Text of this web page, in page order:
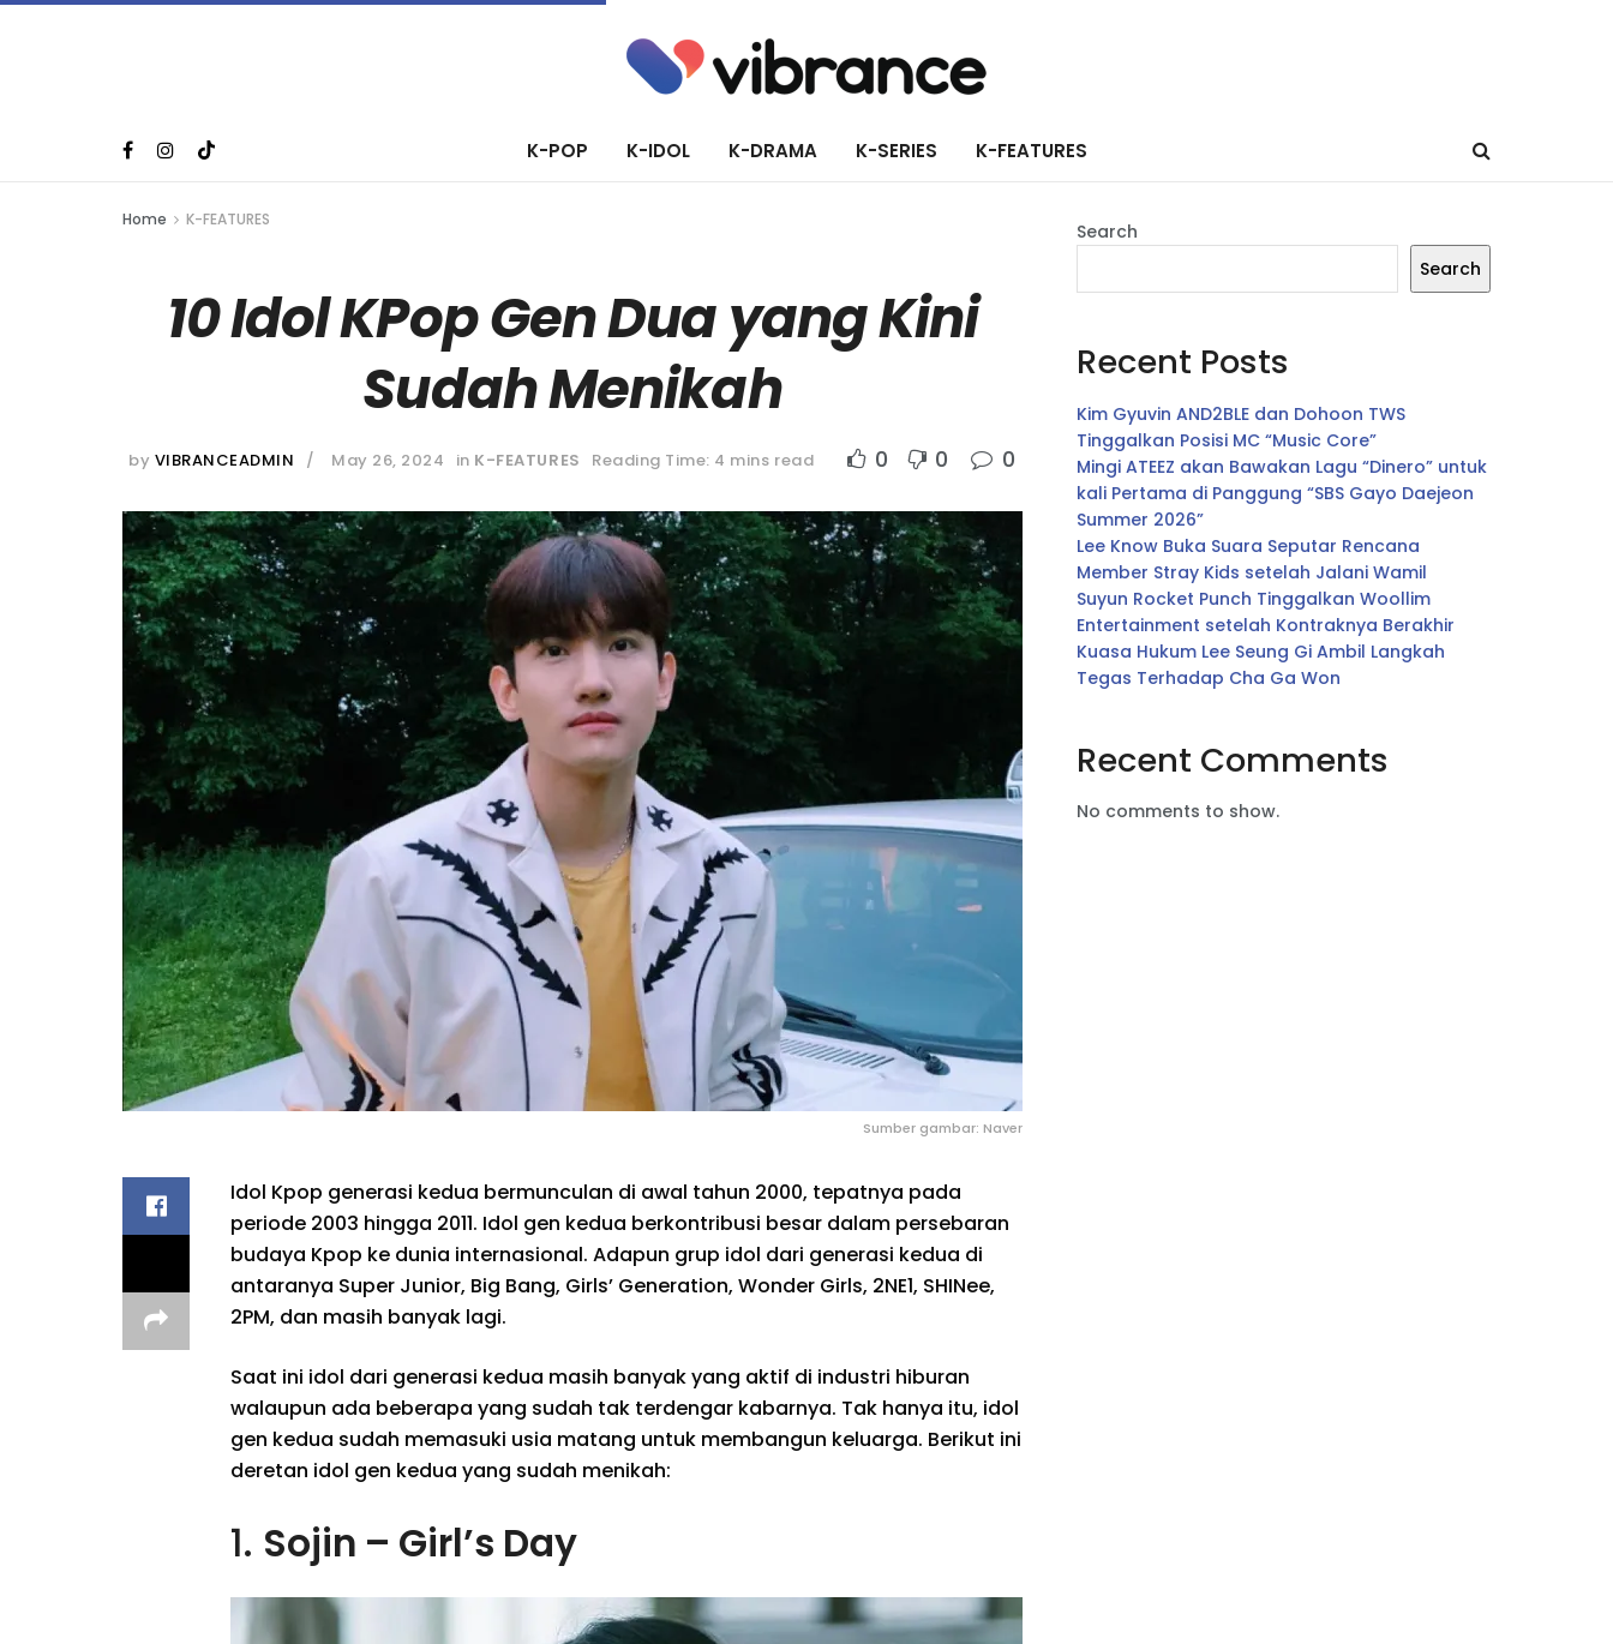
K-POP K-IDOL K-DRAMA K-SERIES K-FEATURES
Home K-FEATURES
10 Idol KPop Gen Dua yang Kini
Sudah Menikah
by VIBRANCEADMIN May 26, 2024 in K-FEATURES Reading Time: 4 mins read 0 0 0
Sumber gambar: Naver
Idol Kpop generasi kedua bermunculan di awal tahun 2000, tepatnya pada
periode 2003 hingga 2011. Idol gen kedua berkontribusi besar dalam persebaran
budaya Kpop ke dunia internasional. Adapun grup idol dari generasi kedua di
antaranya Super Junior, Big Bang, Girls’ Generation, Wonder Girls, 2NE1, SHINee,
2PM, dan masih banyak lagi.
Saat ini idol dari generasi kedua masih banyak yang aktif di industri hiburan
walaupun ada beberapa yang sudah tak terdengar kabarnya. Tak hanya itu, idol
gen kedua sudah memasuki usia matang untuk membangun keluarga. Berikut ini
deretan idol gen kedua yang sudah menikah:
1. Sojin – Girl’s Day
Search
Search
Recent Posts
Kim Gyuvin AND2BLE dan Dohoon TWS
Tinggalkan Posisi MC “Music Core”
Mingi ATEEZ akan Bawakan Lagu “Dinero” untuk
kali Pertama di Panggung “SBS Gayo Daejeon
Summer 2026”
Lee Know Buka Suara Seputar Rencana
Member Stray Kids setelah Jalani Wamil
Suyun Rocket Punch Tinggalkan Woollim
Entertainment setelah Kontraknya Berakhir
Kuasa Hukum Lee Seung Gi Ambil Langkah
Tegas Terhadap Cha Ga Won
Recent Comments
No comments to show.